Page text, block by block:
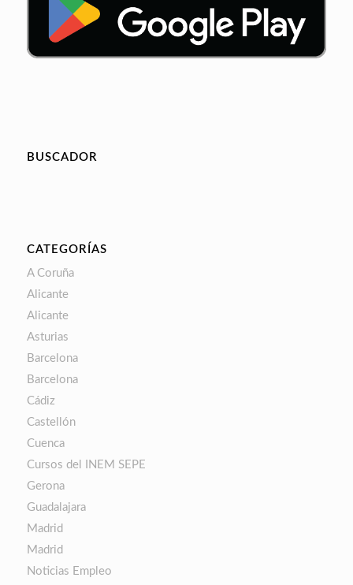
BUSCADOR
CATEGORÍAS
A Coruña
Alicante
Alicante
Asturias
Barcelona
Barcelona
Cádiz
Castellón
Cuenca
Cursos del INEM SEPE
Gerona
Guadalajara
Madrid
Madrid
Noticias Empleo